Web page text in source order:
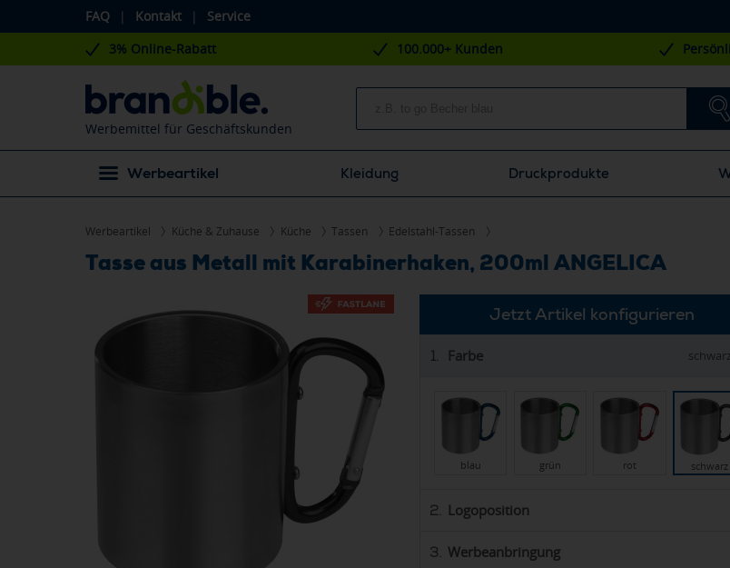
FAQ | Kontakt | Service
3% Online-Rabatt 100.000+ Kunden
Werbemittel für Geschäftskunden
Werbeartikel Kleidung Druckprodukte
Werbeartikel Küche & Zuhause Küche Tassen Edelstahl-Tassen
Tasse aus Metall mit Karabinerhaken, 200ml ANGELICA
Jetzt Artikel konfigurieren
1. Farbe schwarz
blau grün rot schwarz
2. Logoposition
3. Werbeanbringung